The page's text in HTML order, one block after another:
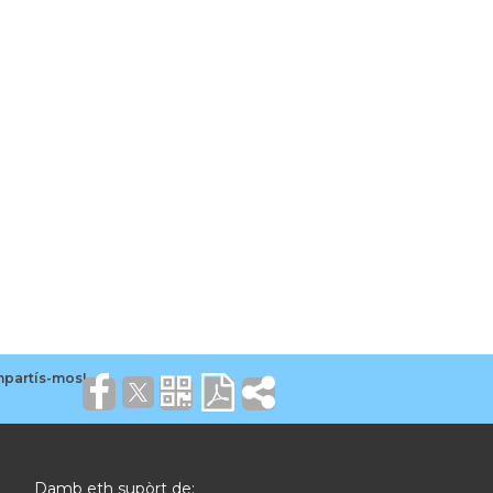
Damb eth supòrt de: